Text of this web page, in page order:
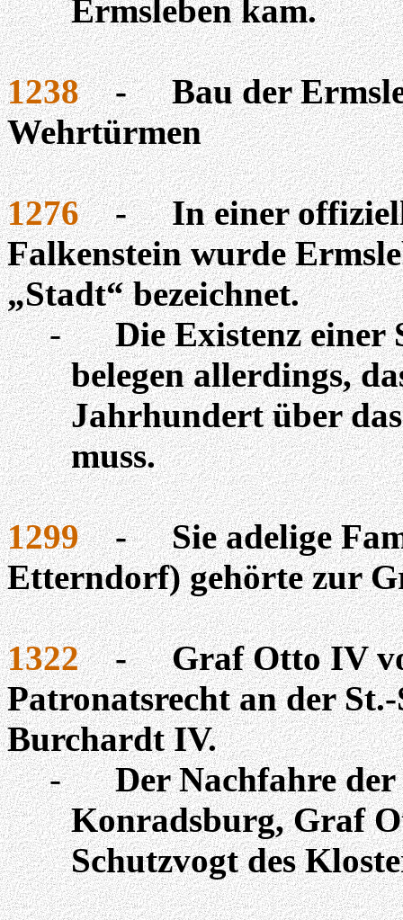
Ermsleben kam.
1238 -
Bau der
Wehrtürmen
1276 -
In einer
Falkenstein wurde
„Stadt“ bezeichnet.
-
Die Existenz einer
belegen allerdings,
Jahrhundert über
muss.
1299 -
Sie adelige
Etterndorf) gehörte zur
1322 -
Graf Otto IV
Patronatsrecht an der
Burchardt IV.
-
Der Nachfahre
Konradsburg, Graf
Schutzvogt des